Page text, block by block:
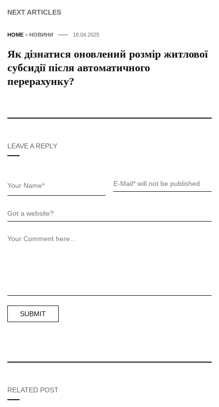
NEXT ARTICLES
HOME > НОВИНИ 18.04.2025
Як дізнатися оновлений розмір житлової
субсидії після автоматичного
перерахунку?
LEAVE A REPLY
RELATED POST